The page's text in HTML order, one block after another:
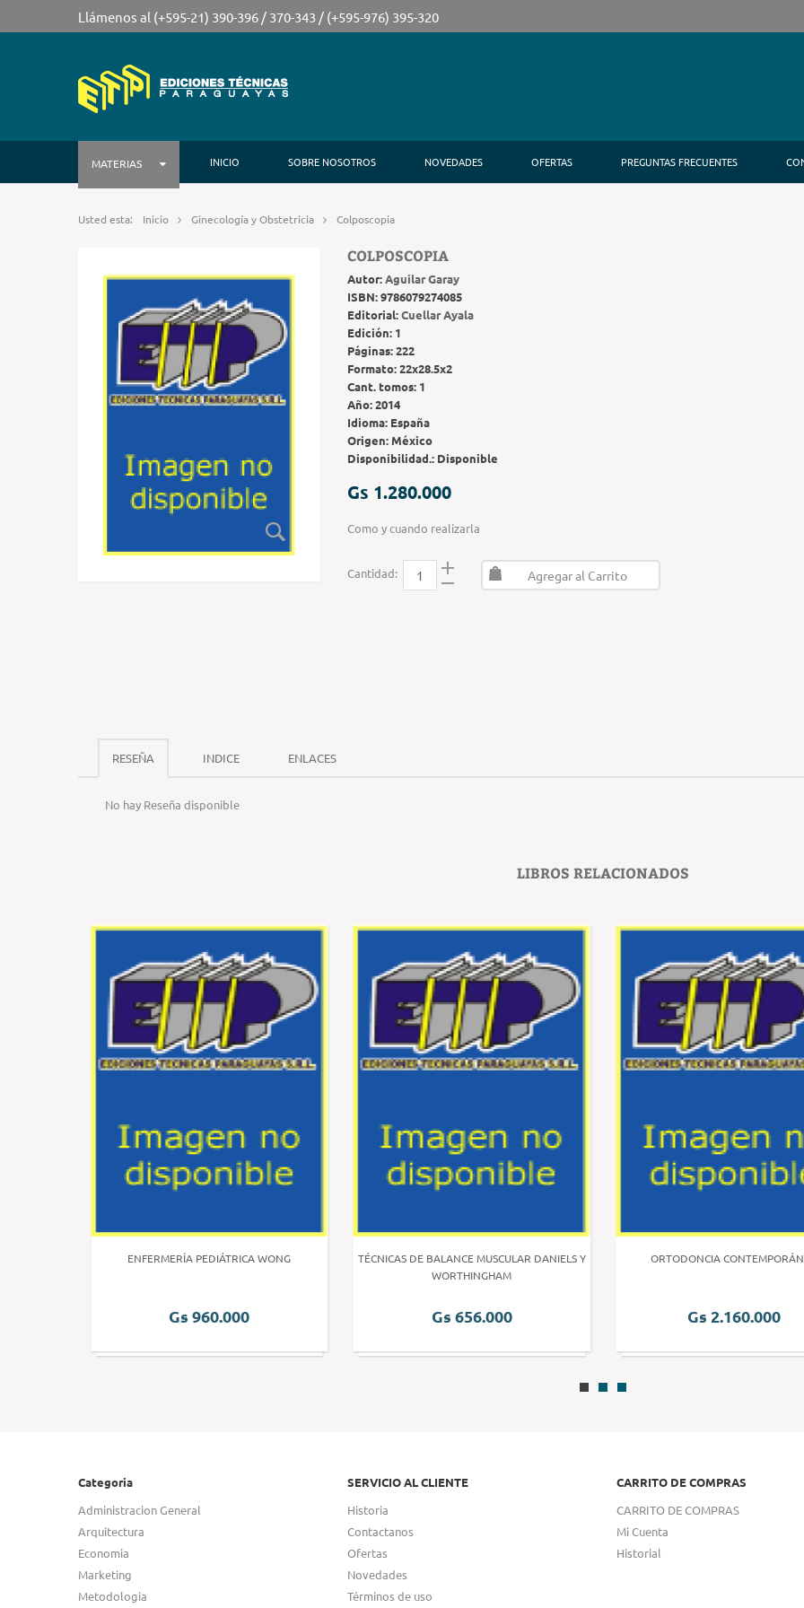
Llámenos al (+595-21) 390-396 / 370-343 / (+595-976) 395-320
MATERIAS INICIO SOBRE NOSOTROS NOVEDADES OFERTAS PREGUNTAS FRECUENTES
Usted esta: Inicio Ginecología y Obstetricia Colposcopia
COLPOSCOPIA
Autor:Aguilar Garay
ISBN:9786079274085
Editorial:Cuellar Ayala
Edición: 1
Páginas:222
Formato:22x28.5x2
Cant. tomos: 1
Año:2014
Idioma: España
Origen:México
Disponibilidad.: Disponible
Gs 1.280.000
Como y cuando realizarla
Cantidad: Agregar al Carrito
RESEÑA INDICE ENLACES
No hay Reseña disponible
LIBROS RELACIONADOS
ENFERMERÍA PEDIÁTRICA WONG
Gs 960.000
TÉCNICAS DE BALANCE MUSCULAR DANIELS Y
WORTHINGHAM
Gs 656.000
ORTODONCIA
Gs 2.160.000
Categoria
Administracion General
Arquitectura
Economia
Marketing
Metodologia
SERVICIO AL CLIENTE
Historia
Contactanos
Ofertas
Novedades
Términos de uso
CARRITO DE COMPRAS
CARRITO DE COMPRAS
Mi Cuenta
Historial